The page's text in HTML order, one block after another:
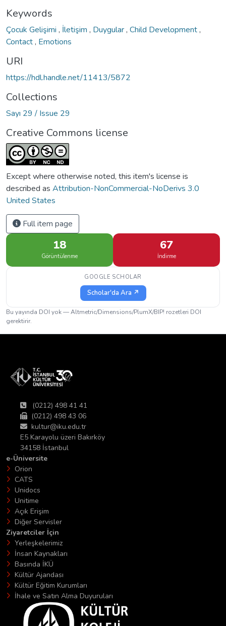
Keywords
Çocuk Gelişimi , İletişim , Duygular, Child Development,
Contact, Emotions
URI
https://hdl.handle.net/11413/5872
Collections
Sayı 29 / Issue 29
Creative Commons license
Except where otherwise noted, this item's license is
described as Attribution-NonCommercial-NoDerivs 3.0
United States
Full item page
18
Görüntülenme
67
İndirme
GOOGLE SCHOLAR
Scholar'da Ara ↗
Bu yayında DOI yok — Altmetric/Dimensions/PlumX/BIP! rozetleri DOI
gerektirir.
(0212) 498 41 41
(0212) 498 43 06
kultur@iku.edu.tr
E5 Karayolu üzeri Bakırköy
34158 İstanbul
e-Üniversite
Orion
CATS
Unidocs
Unitime
Açık Erişim
Diğer Servisler
Ziyaretciler İçin
Yerleşkelerimiz
İnsan Kaynakları
Basında İKÜ
Kültür Ajandası
Kültür Eğitim Kurumları
İhale ve Satın Alma Duyuruları